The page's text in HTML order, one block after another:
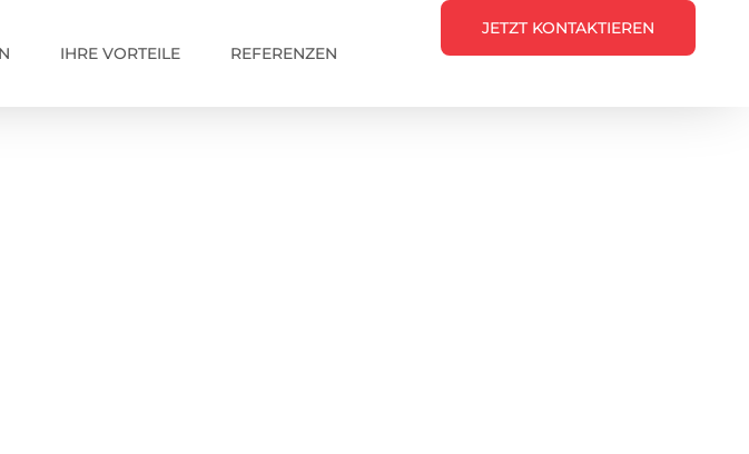
IHRE VORTEILE REFERENZEN
JETZT KONTAKTIEREN